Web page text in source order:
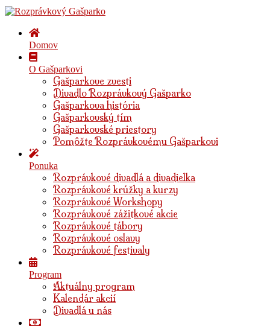
Domov
O Gašparkovi
Gašparkove zvesti
Divadlo Rozprávkový Gašparko
Gašparkova história
Gašparkovský tím
Gašparkovské priestory
Pomôžte Rozprávkovému Gašparkovi
Ponuka
Rozprávkové divadlá a divadielka
Rozprávkové krúžky a kurzy
Rozprávkové Workshopy
Rozprávkové zážitkové akcie
Rozprávkové tábory
Rozprávkové oslavy
Rozprávkové festivaly
Program
Aktuálny program
Kalendár akcií
Divadlá u nás